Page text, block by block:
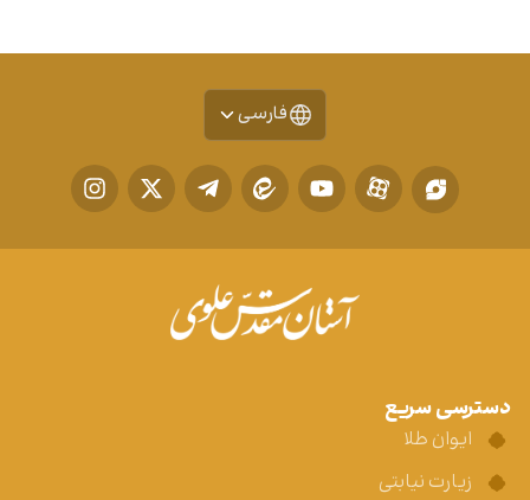
فارسی
دسترسی سریع
ایوان طلا
زیارت نیابتی